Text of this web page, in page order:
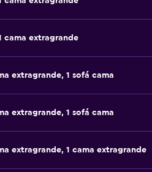
cama extragrande
extragrande, 1 sofá cama
extragrande, 1 sofá cama
extragrande, 1 cama extragrande